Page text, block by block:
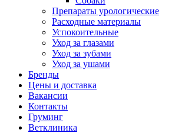
Препараты урологические
Расходные материалы
Успокоительные
Уход за глазами
Уход за зубами
Уход за ушами
Бренды
Цены и доставка
Вакансии
Контакты
Груминг
Ветклиника